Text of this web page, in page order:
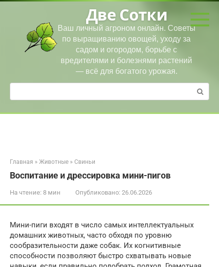
Перейти
Две Сотки
Ваш личный агроном онлайн. Советы
по выращиванию овощей, уходу за
садом и огородом, борьбе с
вредителями и болезнями растений
— всё для богатого урожая.
Поиск:
Главная » Животные » Свиньи
Воспитание и дрессировка мини-пигов
На чтение: 8 мин Опубликовано: 26.06.2026
Мини-пиги входят в число самых интеллектуальных
домашних животных, часто обходя по уровню
сообразительности даже собак. Их когнитивные
способности позволяют быстро схватывать новые